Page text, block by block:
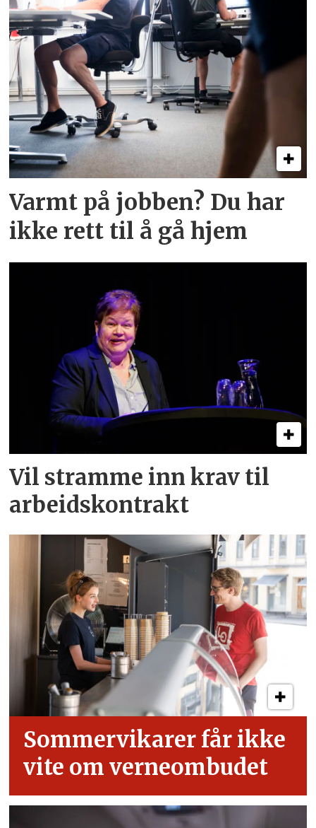
Varmt på jobben? Du har
ikke rett til å gå hjem
Vil stramme inn krav til
arbeids­kontrakt
Sommervikarer får ikke
vite om verneombudet